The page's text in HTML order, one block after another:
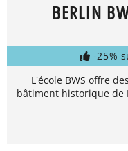
BERLIN
-25%
L'école BWS offre
bâtiment historique de